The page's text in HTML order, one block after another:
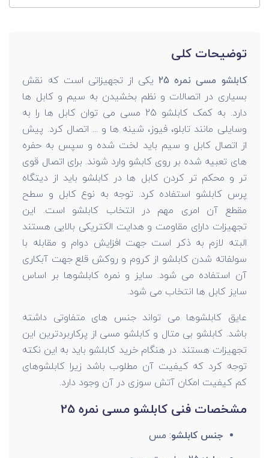
توضیحات کلی
کابلشو مسی نمره 25
یکی از تجهیزاتی است که نقش
بسیاری در اتصالات و نظم بخشیدن به سیم و کابل ها
دارد. به کمک کابلشو 25 مسی می توان کابل ها را به
وسایلی مانند تابلو، فیوز، شینه ها و ... اتصال کرد. پیش
از اتصال کابل و سیم باید لخت شده و سپس به حفره
های تعبیه شده بر روی کابشو وارد شوند. برای اتصال قوی
تر و محکم تر کردن کابل ها در کابلشو باید از دیتگاه
پرس کابلشو استفاده کرد. توجه به نوع کابل و سطح
مقطع آن امری مهم در انتخاب کابلشو است. این
تجهیزات دارای مقاومت و هدایت الکتریکی بالایی هستند
البته لازم به ذکر است جهت افزایش دوام و مقابله با
سولفاته شدن کابلشو از کروم و روکش قلع جهت آبکاری
آن استفاده می شود. سایز و نمره کابلشوها بر اساس
سایز کابل ها انتخاب می شود.
عایق کابلشوها می تواند جنس های متفاوتی داشته
باشد. کابلشو بی متال و کابلشو مسی از پرکاربردترین این
تجهیزات هستند. در هنگام خرید کابلشو باید به این نکته
توجه کرد که کیفیت آن مطلوب باشد زیرا کابلشوهای
کم کیفیت امکان آتش سوزی در آن وجود دارد.
مشخصات فنی کابلشو مسی نمره 25
جنس کابلشو: مس